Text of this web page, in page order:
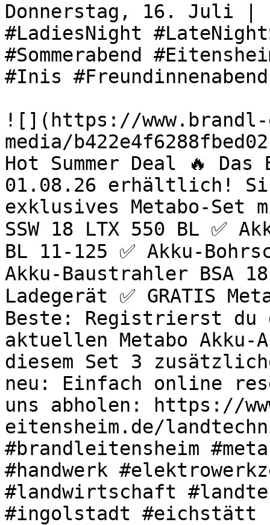
Donnerstag, 16. Juli |
#LadiesNight
#Sommerabend
#Inis
![](https://
media/
Hot Summer Deal 🔥 Das
01.08.26 erhältlich!
exklusives Metabo-Set
SSW 18 LTX 550 BL ✅
BL 11-125 ✅ Akku-
Akku-Baustrahler BSA
Ladegerät ✅ GRATIS
Beste: Registrierst du
aktuellen Metabo
diesem Set 3
neu: Einfach online
uns abholen: https://
eitensheim.de/
#brandleitensheim
#handwerk
#landwirtschaft
#ingolstadt #eichstätt